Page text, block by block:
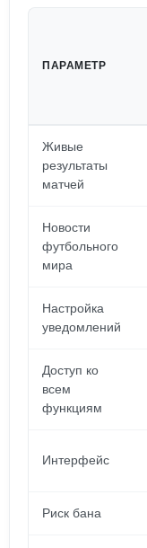
ПАРАМЕТР
Живые
результаты
матчей
Новости
футбольного
мира
Настройка
уведомлений
Доступ ко
всем
функциям
Интерфейс
Риск бана